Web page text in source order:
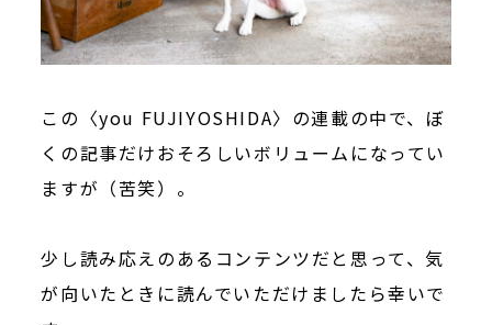
この〈you FUJIYOSHIDA〉の連載の中で、ぼ
くの記事だけおそろしいボリュームになってい
ますが（苦笑）。
少し読み応えのあるコンテンツだと思って、気
が向いたときに読んでいただけましたら幸いで